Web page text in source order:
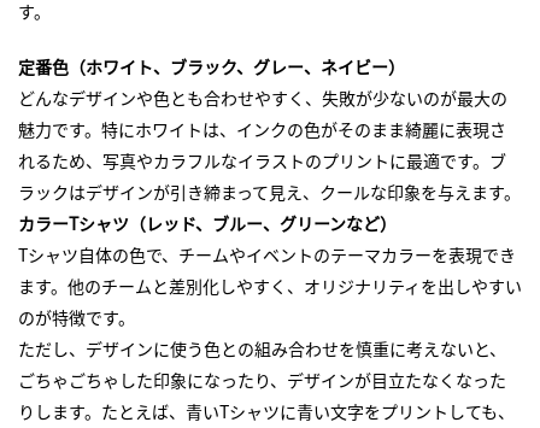
す。
定番色（ホワイト、ブラック、グレー、ネイビー）
どんなデザインや色とも合わせやすく、失敗が少ないのが最大の
魅力です。特にホワイトは、インクの色がそのまま綺麗に表現さ
れるため、写真やカラフルなイラストのプリントに最適です。ブ
ラックはデザインが引き締まって見え、クールな印象を与えます。
カラーTシャツ（レッド、ブルー、グリーンなど）
Tシャツ自体の色で、チームやイベントのテーマカラーを表現でき
ます。他のチームと差別化しやすく、オリジナリティを出しやすい
のが特徴です。
ただし、デザインに使う色との組み合わせを慎重に考えないと、
ごちゃごちゃした印象になったり、デザインが目立たなくなった
りします。たとえば、青いTシャツに青い文字をプリントしても、